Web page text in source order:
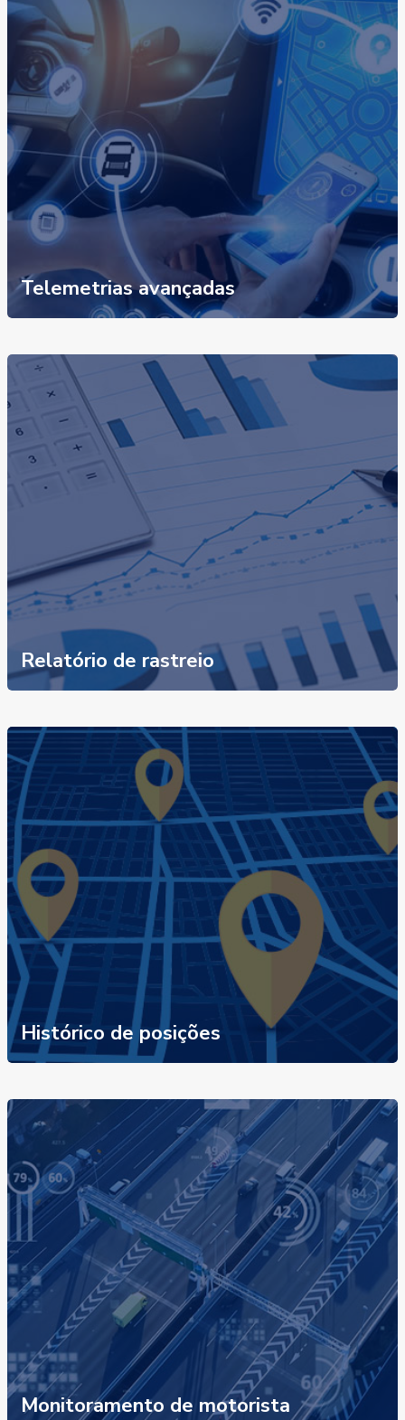
Telemetrias avançadas
Relatório de rastreio
Histórico de posições
Monitoramento de motorista